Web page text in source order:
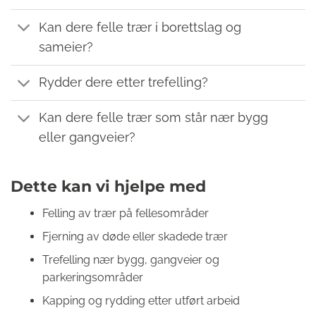
Kan dere felle trær i borettslag og
sameier?
Rydder dere etter trefelling?
Kan dere felle trær som står nær bygg
eller gangveier?
Dette kan vi hjelpe med
Felling av trær på fellesområder
Fjerning av døde eller skadede trær
Trefelling nær bygg, gangveier og
parkeringsområder
Kapping og rydding etter utført arbeid